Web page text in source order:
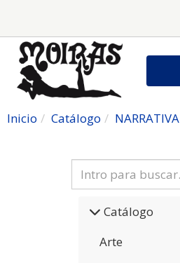
Inicio Catálogo NARRATIVA
Catálogo
Arte